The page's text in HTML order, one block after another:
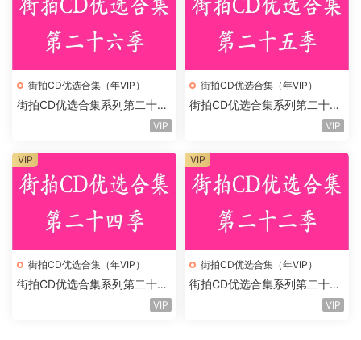
街拍CD优选合集（年VIP）
街拍CD优选合集系列第二十六
VIP
街拍CD优选合集（年VIP）
街拍CD优选合集系列第二十五
VIP
街拍CD优选合集（年VIP）
街拍CD优选合集系列第二十四
VIP
VIP
街拍CD优选合集（年VIP）
街拍CD优选合集系列第二十二
VIP
VIP